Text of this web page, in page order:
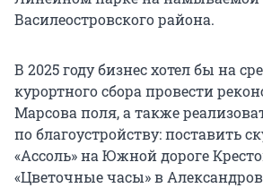
Василеостровского района.
В 2025 году бизнес хотел бы на
курортного сбора провести
Марсова поля, а также
по благоустройству: поставить
«Ассоль» на Южной дороге
«Цветочные часы» в